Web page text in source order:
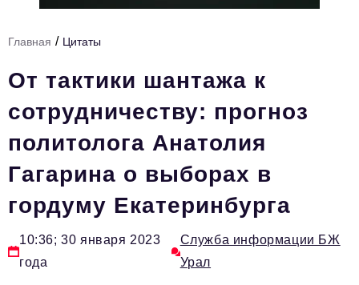
Инфраструктура развития
Технологии и тренды
Ниши и рынки
Цитаты
Туризм
Новости
Импортозамещение
ИННОПРОМ
Главная / Цитаты
От тактики шантажа к
сотрудничеству: прогноз
политолога Анатолия
Гагарина о выборах в
гордуму Екатеринбурга
10:36; 30 января 2023
года
Служба информации БЖ
Урал